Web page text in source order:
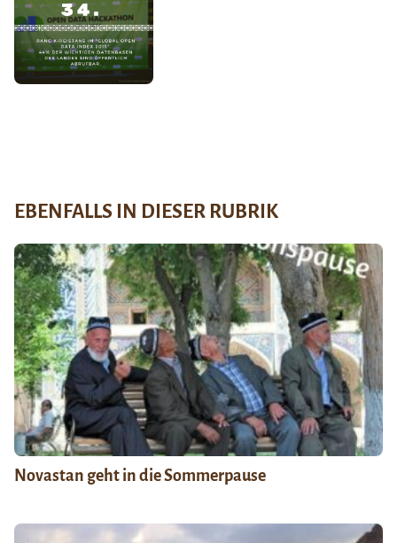
EBENFALLS IN DIESER RUBRIK
Novastan geht in die Sommerpause